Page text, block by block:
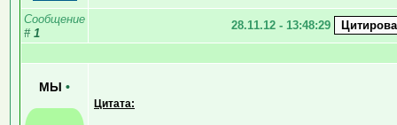
Сообщение
# 1
28.11.12 - 13:48:29
МЫ •
Цитата: